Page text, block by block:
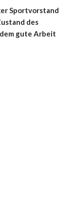
Sportvorstand
des
gute Arbeit